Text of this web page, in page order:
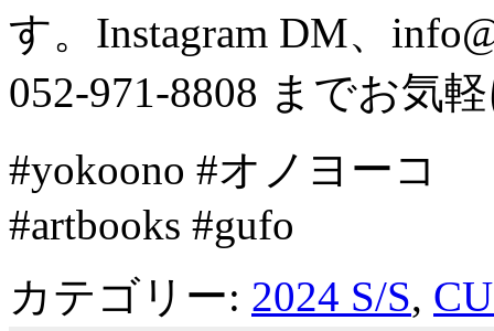
す。Instagram DM、
052-971-8808 までお気
#yokoono #オノヨーコ
#artbooks #gufo
カテゴリー: 2024 S/S,